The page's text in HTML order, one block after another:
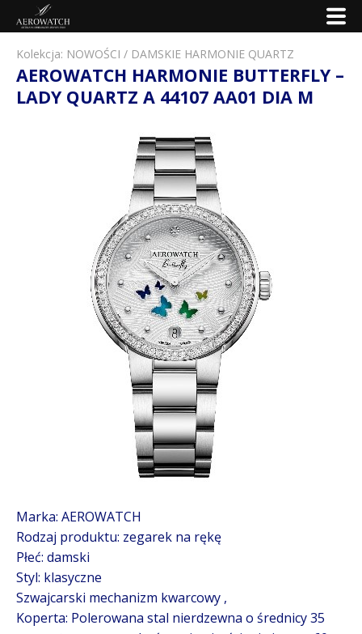
Kolekcja: NOWOŚCI / DAMSKIE HARMONIE QUARTZ
AEROWATCH HARMONIE BUTTERFLY –
LADY QUARTZ A 44107 AA01 DIA M
Marka: AEROWATCH
Rodzaj produktu: zegarek na rękę
Płeć: damski
Styl: klasyczne
Szwajcarski mechanizm kwarcowy ,
Koperta: Polerowana stal nierdzewna o średnicy 35